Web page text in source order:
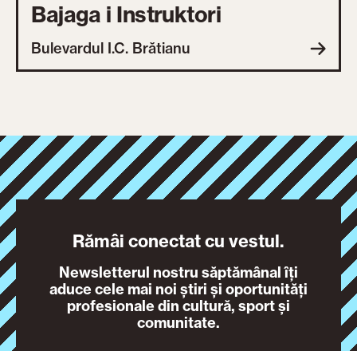
Bajaga i Instruktori
Bulevardul I.C. Brătianu
Rămâi conectat cu vestul.
Newsletterul nostru săptămânal îți
aduce cele mai noi știri și oportunități
profesionale din cultură, sport și
comunitate.